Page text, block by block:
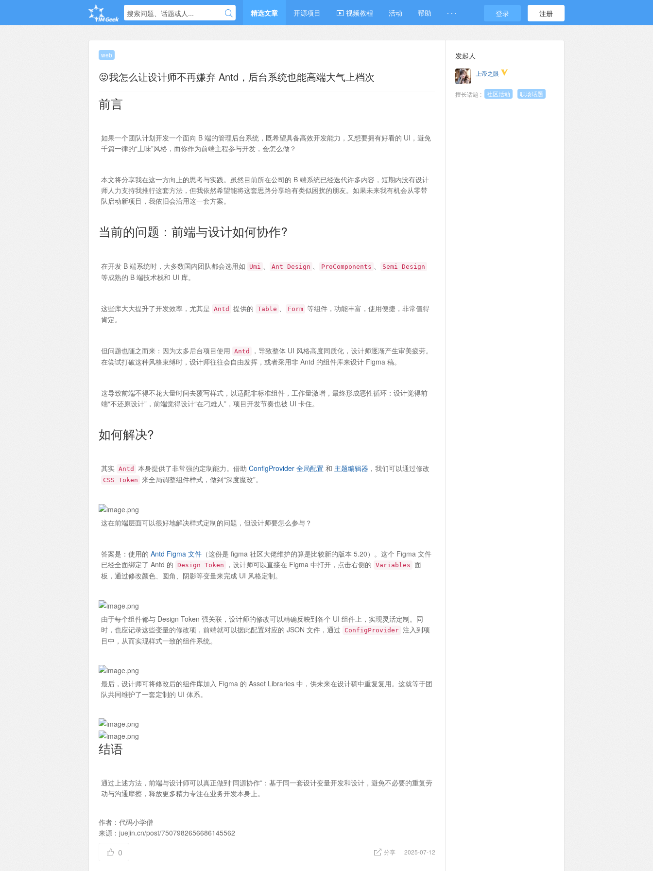
搜索问题、话题或人... 精选文章 开源项目 视频教程 活动 帮助 · · · 登录 注册
web
😝我怎么让设计师不再嫌弃 Antd，后台系统也能高端大气上档次
前言
如果一个团队计划开发一个面向 B 端的管理后台系统，既希望具备高效开发能力，又想要拥有好看的 UI，避免
千篇一律的“土味”风格，而你作为前端主程参与开发，会怎么做？
本文将分享我在这一方向上的思考与实践。虽然目前所在公司的 B 端系统已经迭代许多内容，短期内没有设计
师人力支持我推行这套方法，但我依然希望能将这套思路分享给有类似困扰的朋友。如果未来我有机会从零带
队启动新项目，我依旧会沿用这一套方案。
当前的问题：前端与设计如何协作?
在开发 B 端系统时，大多数国内团队都会选用如 Umi Ant Design ProComponents Semi Design
等成熟的 B 端技术栈和 UI 库。
这些库大大提升了开发效率，尤其是 Antd 提供的 Table Form 等组件，功能丰富，使用便捷，非常值得
肯定。
但问题也随之而来：因为太多后台项目使用 Antd
，导致整体 UI 风格高度同质化，设计师逐渐产生审美疲劳。
在尝试打破这种风格束缚时，设计师往往会自由发挥，或者采用非 Antd 的组件库来设计 Figma 稿。
这导致前端不得不花大量时间去覆写样式，以适配非标准组件，工作量激增，最终形成恶性循环：设计觉得前
端“不还原设计”，前端觉得设计“在刁难人”，项目开发节奏也被 UI 卡住。
如何解决?
其实 Antd 本身提供了非常强的定制能力。借助 ConfigProvider 全局配置 和 主题编辑器 ，我们可以通过修改
CSS Token 来全局调整组件样式，做到“深度魔改”。
这在前端层面可以很好地解决样式定制的问题，但设计师要怎么参与？
答案是：使用的 Antd Figma 文件 （这份是 figma 社区大佬维护的算是比较新的版本 5.20）。这个 Figma 文件
已经全面绑定了 Antd 的 Design Token ，设计师可以直接在 Figma 中打开，点击右侧的 Variables 面
板，通过修改颜色、圆角、阴影等变量来完成 UI 风格定制。
由于每个组件都与 Design Token 强关联，设计师的修改可以精确反映到各个 UI 组件上，实现灵活定制。同
时，也应记录这些变量的修改项，前端就可以据此配置对应的 JSON 文件，通过
ConfigProvider 注入到项
目中，从而实现样式一致的组件系统。
最后，设计师可将修改后的组件库加入 Figma 的 Asset Libraries 中，供未来在设计稿中重复复用。这就等于团
队共同维护了一套定制的 UI 体系。
结语
通过上述方法，前端与设计师可以真正做到“同源协作”：基于同一套设计变量开发和设计，避免不必要的重复劳
动与沟通摩擦，释放更多精力专注在业务开发本身上。
作者：代码小学僧
来源：juejin.cn/post/7507982656686145562
0 分享 2025-07-12
发起人
上帝之眼
擅长话题 : 社区活动 职场话题